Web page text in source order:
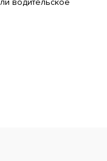
водительское